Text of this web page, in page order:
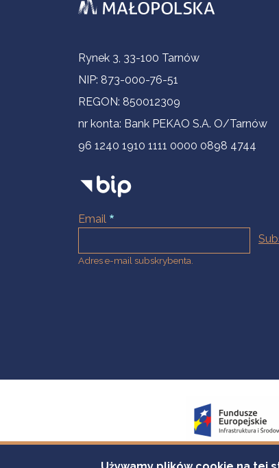
Informacje kontaktowe
Rynek 3, 33-100 Tarnów
NIP: 873-000-76-51
REGON: 850012309
nr konta: Bank PEKAO S.A. O/Tarnów
96 1240 1910 1111 0000 0898 4744
Email
Adres e-mail subskrybenta.